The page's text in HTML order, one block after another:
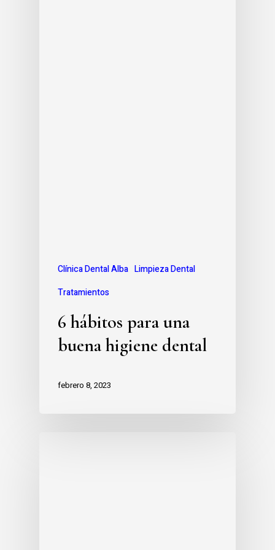
Clínica Dental Alba Limpieza Dental
Tratamientos
6 hábitos para una
buena higiene dental
febrero 8, 2023